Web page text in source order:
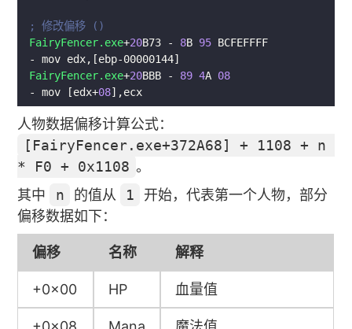
FairyFencer.exe+20B73 - 8B 95 BCFEFFFF
FairyFencer.exe+20BBB - 89 4A 08
- mov [edx+08 ],ecx
人物数据偏移计算公式：
[FairyFencer.exe+372A68] + 1108 + n
* F0 + 0x1108 。
其中
n 的值从 1
开始，代表第一个人物，部分
偏移数据如下：
偏移 名称 解释
+0x00 HP 血量值